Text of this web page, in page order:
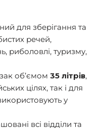
для зберігання та
речей,
риболовлі, туризму,
об’ємом 35 літрів,
цілях, так і для
у
всі відділи та